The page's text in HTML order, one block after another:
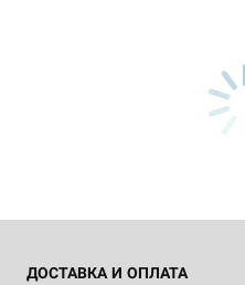
ДОСТАВКА И ОПЛАТА